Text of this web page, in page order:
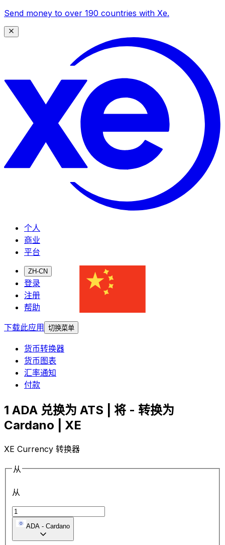
Send money to over 190 countries with Xe.
个人
商业
平台
ZH-CN
登录
注册
帮助
下载此应用
切换菜单
货币转换器
货币图表
汇率通知
付款
1 ADA 兑换为 ATS | 将 - 转换为
Cardano | XE
XE Currency 转换器
从
从
ADA - Cardano